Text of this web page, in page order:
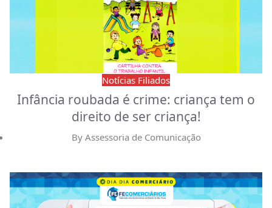
Notícias Filiados
Infância roubada é crime: criança tem o
direito de ser criança!
By Assessoria de Comunicação